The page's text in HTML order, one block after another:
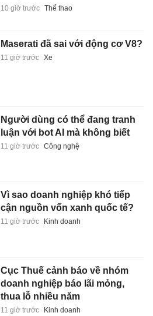
10 giờ trước Thể thao
Maserati đã sai với động cơ V8?
11 giờ trước Xe
Người dùng có thể đang tranh
luận với bot AI mà không biết
11 giờ trước Công nghệ
Vì sao doanh nghiệp khó tiếp
cận nguồn vốn xanh quốc tế?
11 giờ trước Kinh doanh
Cục Thuế cảnh báo về nhóm
doanh nghiệp báo lãi mỏng,
thua lỗ nhiều năm
11 giờ trước Kinh doanh